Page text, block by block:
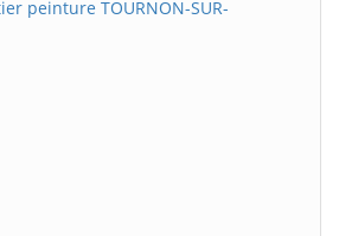
peinture TOURNON-SUR-